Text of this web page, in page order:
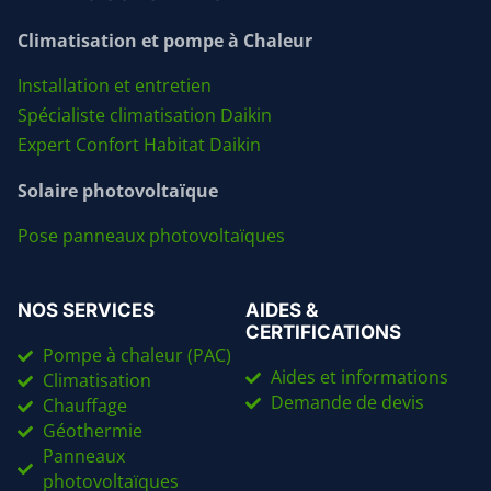
Climatisation et pompe à Chaleur
Installation et entretien
Spécialiste climatisation Daikin
Expert Confort Habitat Daikin
Solaire photovoltaïque
Pose panneaux photovoltaïques
NOS SERVICES
Pompe à chaleur (PAC)
Climatisation
Chauffage
Géothermie
Panneaux
photovoltaïques
AIDES &
CERTIFICATIONS
Aides et informations
Demande de devis